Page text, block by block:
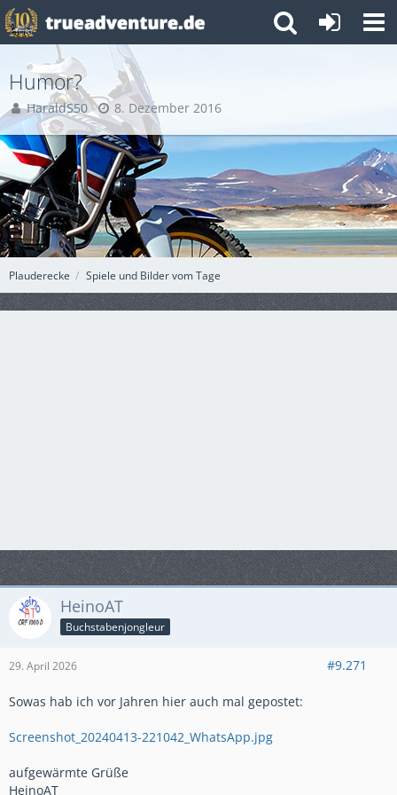
Plauderecke Spiele und Bilder vom Tage
Humor?
HaraldS50 8. Dezember 2016
HeinoAT
Buchstabenjongleur
29. April 2026 #9.271
Sowas hab ich vor Jahren hier auch mal gepostet:
Screenshot_20240413-221042_WhatsApp.jpg
aufgewärmte Grüße
HeinoAT